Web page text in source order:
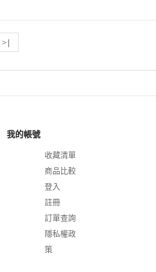
>|
我的帳號
收藏清單
商品比較
登入
註冊
訂單查詢
隱私權政
策